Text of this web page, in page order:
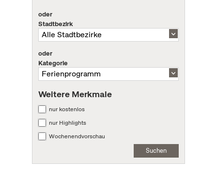
oder
Stadtbezirk
oder
Kategorie
Weitere Merkmale
nur kostenlos
nur Highlights
Wochenendvorschau
Suchen